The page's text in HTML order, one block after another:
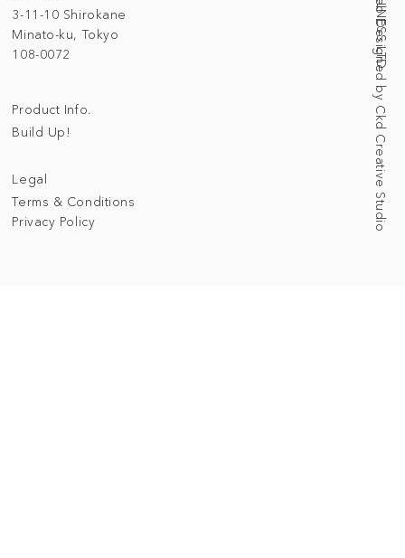
3-11-10 Shirokane
Minato-ku, Tokyo
108-0072
Web Designed by Ckd Creative Studio
Legal
Terms & Conditions
Privacy Policy
Product Info.
Build Up!